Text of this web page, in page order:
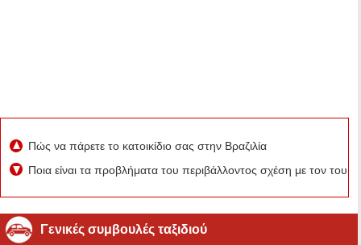
Πώς να πάρετε το κατοικίδιο σας στην Βραζιλία
Ποια είναι τα προβλήματα του περιβάλλοντος σχέση με τον
Γενικές συμβουλές ταξιδιού